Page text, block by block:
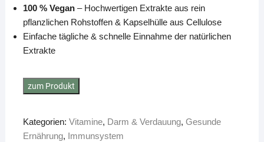
100 % Vegan– Hochwertigen Extrakte aus rein
pflanzlichen Rohstoffen & Kapselhülle aus Cellulose
Einfache tägliche & schnelle Einnahme der natürlichen
Extrakte
zum Produkt
Kategorien: Vitamine, Darm & Verdauung, Gesunde
Ernährung, Immunsystem